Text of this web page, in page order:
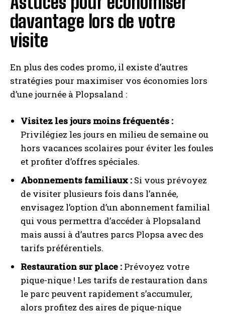
davantage lors de votre
visite
En plus des codes promo, il existe d’autres
stratégies pour maximiser vos économies lors
d’une journée à Plopsaland :
Visitez les jours moins fréquentés :
Privilégiez les jours en milieu de semaine ou
hors vacances scolaires pour éviter les foules
et profiter d’offres spéciales.
Abonnements familiaux : Si vous prévoyez
de visiter plusieurs fois dans l’année,
envisagez l’option d’un abonnement familial
qui vous permettra d’accéder à Plopsaland
mais aussi à d’autres parcs Plopsa avec des
tarifs préférentiels.
Restauration sur place : Prévoyez votre
pique-nique ! Les tarifs de restauration dans
le parc peuvent rapidement s’accumuler,
alors profitez des aires de pique-nique